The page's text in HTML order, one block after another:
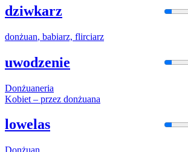
dziwkarz
donżuan, babiarz, flirciarz
uwodzenie
Donżuaneria
Kobiet – przez donżuana
lowelas